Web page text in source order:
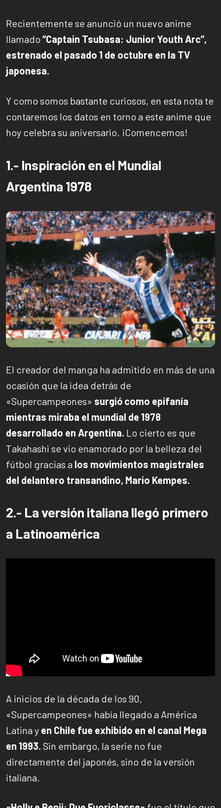
Recientemente se anunció un nuevo anime
llamado “Captain Tsubasa: Junior Youth Arc”,
estrenado el pasado 1 de octubre en la TV
japonesa.
Y como somos bastante curiosos, en esta nota te
contaremos los datos en torno a este anime que
hoy celebra su aniversario. ¡Comencemos!
1.- Inspiración en el Mundial
Argentina 1978
El creador del manga ha admitido en más de una
ocasión que la idea detrás de
«Supercampeones» surgió como epifanía
mientras miraba el mundial de 1978
desarrollado en Argentina. Lo cierto es que
Takahashi se vio enamorado por la belleza del
fútbol gracias a los movimientos magistrales
del delantero transandino, Mario Kempes.
2.- La versión italiana llegó primero
a Latinoamérica
A inicios de la década de los 90,
«Supercampeones» había llegado a América
Latina y en Chile fue exhibido en el canal Mega
en 1993. Sin embargo, la serie no fue
directamente del japonés, sino de la versión
italiana.